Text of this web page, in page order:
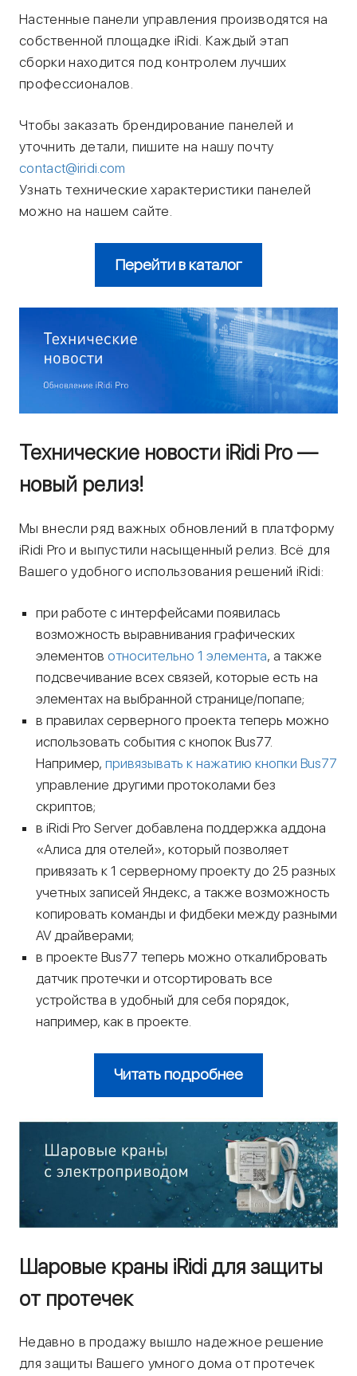
Настенные панели управления производятся на
собственной площадке iRidi. Каждый этап
сборки находится под контролем лучших
профессионалов.
Чтобы заказать брендирование панелей и
уточнить детали, пишите на нашу почту
contact@iridi.com
Узнать технические характеристики панелей
можно на нашем сайте.
Перейти в каталог
Технические новости iRidi Pro —
новый релиз!
Мы внесли ряд важных обновлений в платформу
iRidi Pro и выпустили насыщенный релиз. Всё для
Вашего удобного использования решений iRidi:
при работе с интерфейсами появилась
возможность выравнивания графических
элементов относительно 1 элемента, а также
подсвечивание всех связей, которые есть на
элементах на выбранной странице/попапе;
в правилах серверного проекта теперь можно
использовать события с кнопок Bus77.
Например,привязывать к нажатию кнопки Bus77
управление другими протоколами без
скриптов;
в iRidi Pro Server добавлена поддержка аддона
«Алиса для отелей», который позволяет
привязать к 1 серверному проекту до 25 разных
учетных записей Яндекс, а также возможность
копировать команды и фидбеки между разными
AV драйверами;
в проекте Bus77 теперь можно откалибровать
датчик протечки и отсортировать все
устройства в удобный для себя порядок,
например, как в проекте.
Читать подробнее
Шаровые краны iRidi для защиты
от протечек
Недавно в продажу вышло надежное решение
для защиты Вашего умного дома от протечек